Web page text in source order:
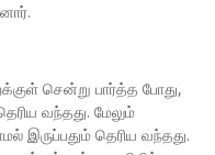
சென்று பார்த்த போது,
வந்தது. மேலும்
இருப்பதும் தெரிய வந்தது.